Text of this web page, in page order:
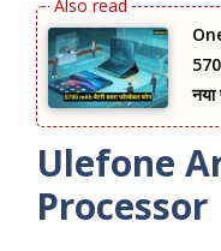
नया
Ulefone
Processor